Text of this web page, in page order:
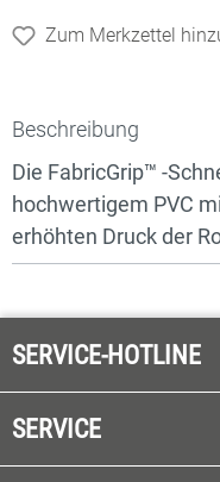
Zum Merkzettel
Beschreibung
Die FabricGrip™ -
hochwertigem PVC
erhöhten Druck der
SERVICE-HOTLINE
SERVICE